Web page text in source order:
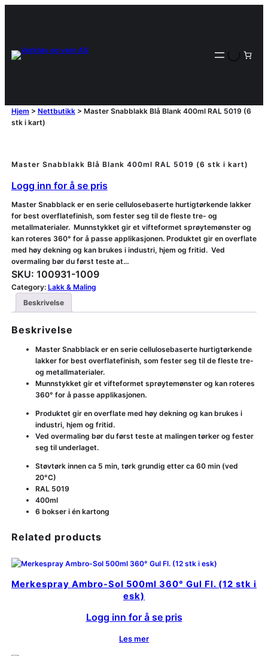
Hjem > Nettbutikk> Master Snabblakk Blå Blank 400ml RAL 5019 (6
stk i kart)
Master Snabblakk Blå Blank 400ml RAL 5019 (6 stk i kart)
Logg inn for å se pris
Master Snabblack er en serie cellulosebaserte hurtigtørkende lakker
for best overflatefinish, som fester seg til de fleste tre- og
metallmaterialer. Munnstykket gir et vifteformet sprøytemønster og
kan roteres 360° for å passe applikasjonen. Produktet gir en overflate
med høy dekning og kan brukes i industri, hjem og fritid. Ved
overmaling bør du først teste at…
SKU: 100931-1009
Category: Lakk & Maling
Beskrivelse
Beskrivelse
Master Snabblack er en serie cellulosebaserte hurtigtørkende
lakker for best overflatefinish, som fester seg til de fleste tre-
og metallmaterialer.
Munnstykket gir et vifteformet sprøytemønster og kan roteres
360° for å passe applikasjonen.
Produktet gir en overflate med høy dekning og kan brukes i
industri, hjem og fritid.
Ved overmaling bør du først teste at malingen tørker og fester
seg til underlaget.
Støvtørk innen ca 5 min, tørk grundig etter ca 60 min (ved
20°C)
RAL 5019
400ml
6 bokser i én kartong
Related products
Merkespray Ambro-Sol 500ml 360° Gul Fl. (12 stk i
esk)
Logg inn for å se pris
Les mer